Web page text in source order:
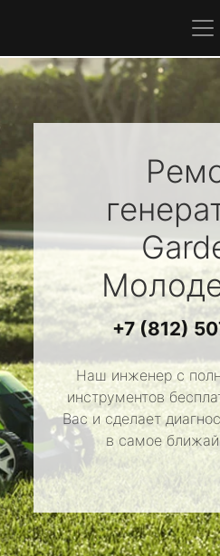
+7 (812)
Наш инженер с
инструментов
Вас и сделает
в самое